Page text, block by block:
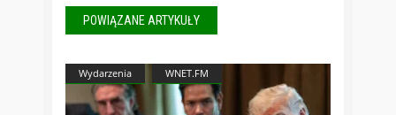
POWIĄZANE ARTYKUŁY
Wydarzenia WNET.FM